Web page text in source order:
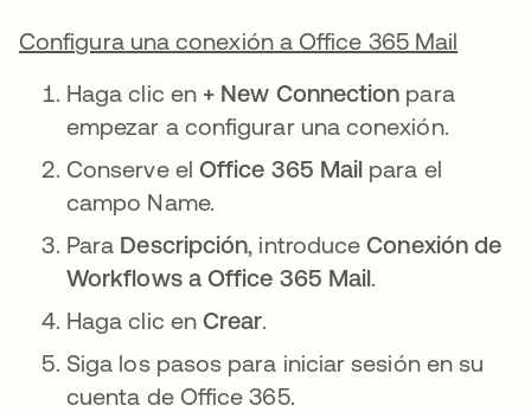
Configura una conexión a Office 365 Mail
Haga clic en + New Connection para
empezar a configurar una conexión.
Conserve el Office 365 Mail para el
campo Name.
Para Descripción, introduceConexión de
Workflows a Office 365 Mail.
Haga clic enCrear.
Siga los pasos para iniciar sesión en su
cuenta de Office 365.